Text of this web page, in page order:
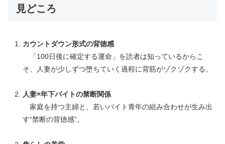
見どころ
カウントダウン形式の背徳感
「100日後に確定する運命」を読者は知っているからこ
そ、人妻が少しずつ堕ちていく過程に背筋がゾクゾクする。
人妻×年下バイトの禁断関係
家庭を持つ主婦と、若いバイト青年の組み合わせが生み出
す“禁断の背徳感”。